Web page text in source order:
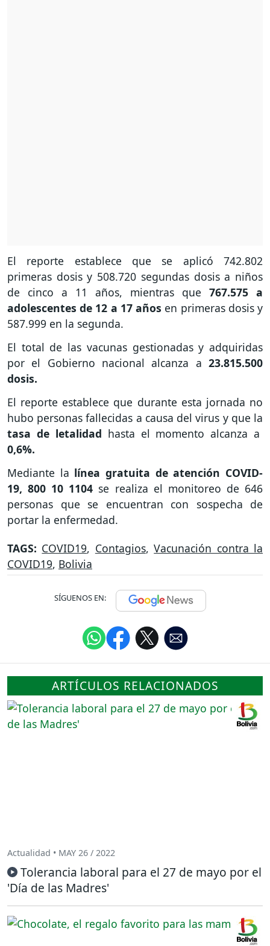
El reporte establece que se aplicó 742.802
primeras dosis y 508.720 segundas dosis a niños
de cinco a 11 años, mientras que 767.575 a
adolescentes de 12 a 17 años en primeras dosis y
587.999 en la segunda.
El total de las vacunas gestionadas y adquiridas
por el Gobierno nacional alcanza a 23.815.500
dosis.
El reporte establece que durante esta jornada no
hubo personas fallecidas a causa del virus y que la
tasa de letalidad hasta el momento alcanza a
0,6%.
Mediante la línea gratuita de atención COVID-
19, 800 10 1104 se realiza el monitoreo de 646
personas que se encuentran con sospecha de
portar la enfermedad.
TAGS: COVID19, Contagios,Vacunación contra la
COVID19, Bolivia
SÍGUENOS EN:
ARTÍCULOS RELACIONADOS
Actualidad • MAY 26 / 2022
Tolerancia laboral para el 27 de mayo por el
'Día de las Madres'